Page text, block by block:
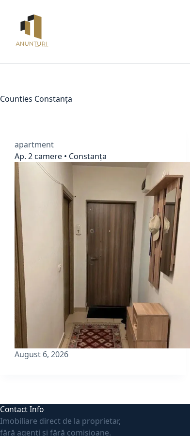
content
Counties Constanța
apartment
Ap. 2 camere • Constanța
August 6, 2026
Contact Info
Imobiliare direct de la proprietar,
fără agenți și fără comisioane.